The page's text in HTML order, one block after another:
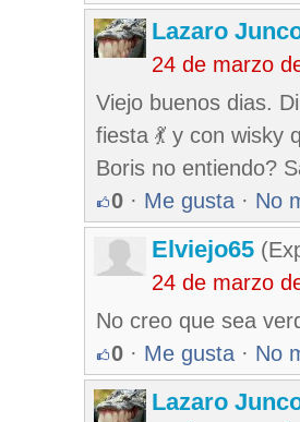
Lazaro
24 de marzo
Viejo buenos dias.
fiesta 💃 y con wisky
Boris no entiendo?
0 · Me gusta · No
Elviejo65
24 de marzo
No creo que sea
0 · Me gusta · No
Lazaro